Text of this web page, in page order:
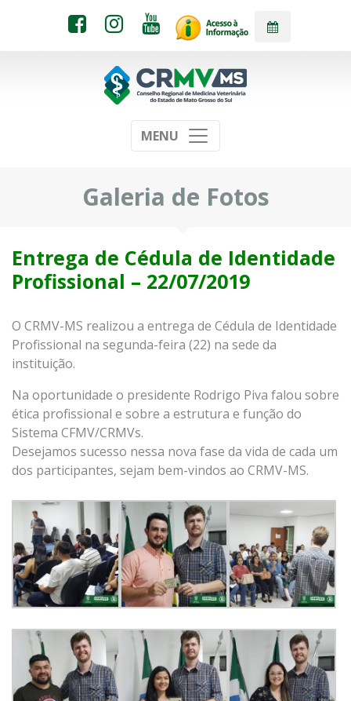
MENU
Galeria de Fotos
Entrega de Cédula de Identidade
Profissional – 22/07/2019
O CRMV-MS realizou a entrega de Cédula de Identidade
Profissional na segunda-feira (22) na sede da
instituição.
Na oportunidade o presidente Rodrigo Piva falou sobre
ética profissional e sobre a estrutura e função do
Sistema CFMV/CRMVs.
Desejamos sucesso nessa nova fase da vida de cada um
dos participantes, sejam bem-vindos ao CRMV-MS.